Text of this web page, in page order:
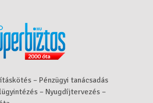
– Pénzügyi tanácsadás
– Nyugdíjtervezés –